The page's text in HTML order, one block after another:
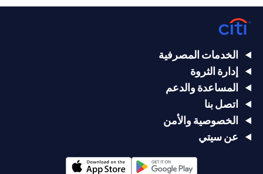
الخدمات المصرفية
إدارة الثروة
المساعدة والدعم
اتصل بنا
الخصوصية والأمن
عن سيتي